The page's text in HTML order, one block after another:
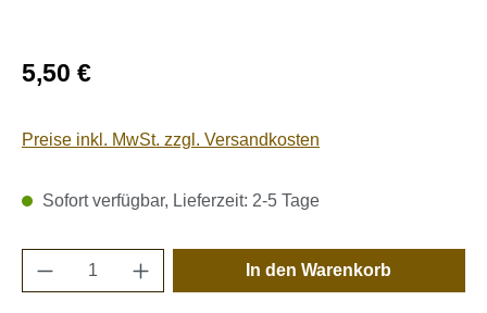
Regulärer Preis:
5,50 €
Preise inkl. MwSt. zzgl. Versandkosten
Sofort verfügbar, Lieferzeit: 2-5 Tage
Produkt Anzahl: Gib den gewünschten
In den Warenkorb